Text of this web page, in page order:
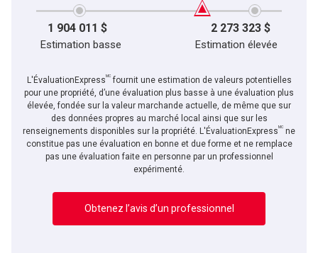
1 904 011 $ 2 273 323 $
Estimation basse Estimation élevée
L'ÉvaluationExpressMCfournit une estimation de valeurs potentielles
pour une propriété, d’une évaluation plus basse à une évaluation plus
élevée, fondée sur la valeur marchande actuelle, de même que sur
des données propres au marché local ainsi que sur les
renseignements disponibles sur la propriété. L'ÉvaluationExpressMC ne
constitue pas une évaluation en bonne et due forme et ne remplace
pas une évaluation faite en personne par un professionnel
expérimenté.
Obtenez l’avis d’un professionnel